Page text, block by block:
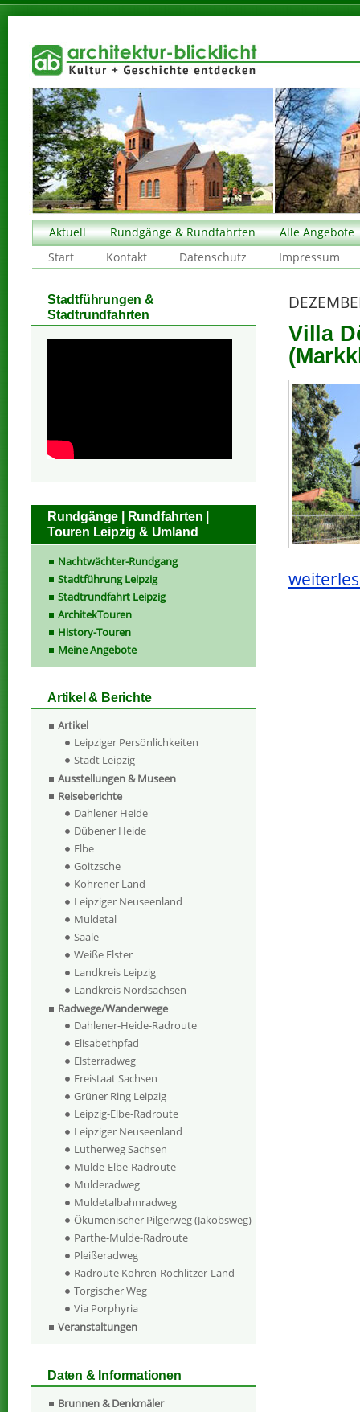
Aktuell Rundgänge & Rundfahrten
Alle Angebote
Start
Kontakt Datenschutz Impressum
Villa
Stadtführungen &
Stadtrundfahrten
Rundgänge | Rundfahrten |
Touren Leipzig & Umland
Nachtwächter-Rundgang
Stadtführung Leipzig
Stadtrundfahrt Leipzig
ArchitekTouren
History-Touren
Meine Angebote
Artikel & Berichte
Artikel
Leipziger Persönlichkeiten
Stadt Leipzig
Ausstellungen & Museen
Reiseberichte
Dahlener Heide
Dübener Heide
Elbe
Goitzsche
Kohrener Land
Leipziger Neuseenland
Muldetal
Saale
Weiße Elster
Landkreis Leipzig
Landkreis Nordsachsen
Radwege/Wanderwege
Dahlener-Heide-Radroute
Elisabethpfad
Elsterradweg
Freistaat Sachsen
Grüner Ring Leipzig
Leipzig-Elbe-Radroute
Leipziger Neuseenland
Lutherweg Sachsen
Mulde-Elbe-Radroute
Mulderadweg
Muldetalbahnradweg
Ökumenischer Pilgerweg (Jakobsweg)
Parthe-Mulde-Radroute
Pleißeradweg
Radroute Kohren-Rochlitzer-Land
Torgischer Weg
Via Porphyria
Veranstaltungen
Daten & Informationen
Brunnen & Denkmäler